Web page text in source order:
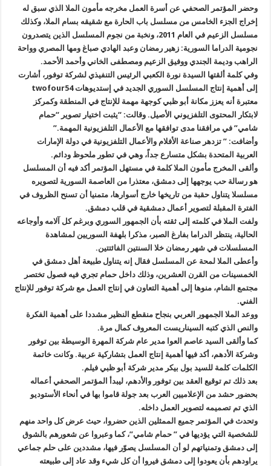
وحضر المؤتمر الصحفي عن أسرة العمل مخرجه مأمون الملا الذي سبق له
إخراج الجزء الخامس من مسلسل باب الحارة مع شقيقه بسام الملا، وكذلك
مسلسل الزعيم في العام 2011، ونخبة من نجوم المسلسل الذين يتصدرون
نجومية الدراما السورية: زهير رمضان وعبد الهادي صباغ ومها المصري وواحة
الراهب وديمة الجندي ووفيق الزعيم ومصطفى الخاني وأحمد الأحمد.
وفي كلمة ألقتها السيدة نورة الكعبي الرئيس التنفيذي لشركة توفور، أشارت
إلى أهمية إنتاج المسلسل السوري الجديد في إستديوهاتtwofour54
معتبرة أنه يعزز مكانة أبو ظبي كوجهة مهمة للإنتاج في المنطقة وكمركز
لابتكار المحتوى التلفزيوني الأصيل. وقالت: “يثبت اختيار تصوير “حمام
شامي” في مرافقنا مدى توافقها مع الأعمال التلفزيونية المهمة.”
وأضافت: ” تزدهر صناعة الأفلام والأعمال التلفزيونية في دولة الإمارات
العربية المتحدة بشكل متسارع جداً، وهي في تطور ملحوظ ودائم.
وألقى المخرج مأمون الملا كلمة في مستهل المؤتمر أكد فيه أن المسلسل
هو رسالة حب يوجهها إلى دمشق، معتذرا من العاصمة السورية لتصويره
مسلسلا يتناول حقبة من تاريخها خارج أسوارها، متمنيا أن تسنح الظروف في
الفترة المقبلة لتصوير أعمال دمشقية في قلب دمشق.
ولفت الملا في كلمته إلى ثقته بأن الجمهور السوري وبرغم كل آلامه وأوجاعه
الحالية، ينتظر الدراما بفارغ الصبر، مذكرا بلهفة السوريين لمشاهدة
المسلسلات في شهر رمضان خلا السنتين الفائتتين.
وأعطى الملا لمحة عن المسلسل فقال إنه يتناول طبيعة أهل دمشق في
الخمسينات من القرن العشرين، وذلك داخل حمام تجري فيه فصول تختصر
مجتمع الشام، منوها إلى أهمية التعاون في إنتاج العمل مع شركة توفور للإنتاج
الفني.
ووعد الملا الجمهور العربي بنجاح منقطع النظير مشددا على أهمية الفكرة
والنص الذي كتبه السيناريست المعروف كمال مرة.
كما وألقى السيد عاصم العوا مدير عام شركة المهرة الوسيطة بين توفور
وشركة الأدهم، أكد فيها أهمية إنتاج العمل بتشاركية عربية. وكانت خاتمة
الكلمات كلمة للسيد بول بيكر مدير شركة أبو ظبي فيلم.
بعد ذلك تم توقيع العقد بين توفور والأدهم، ليبدأ المؤتمر الصحفي أعماله
بحضور حشد من الإعلاميين العرب بعد جولة قاموا بها في أنحاء الأستوديو
الذي تم تصميمه لتصوير العمل داخله.
وتحدث في المؤتمر جميع الممثلين الذين حضروا، حيث عرض كل واحد منهم
للشخصية التي يؤديها في ” حمام شامي”، كما وعبروا عن شعورهم بالشوق
إلى دمشق وتمنياتهم لو أن المسلسل يصوّر فيها، مشددين على حلم جماعي
يراودهم بأن يعودوا إلى دمشق فيروا أن كل شيء وقد عاد إلى طبيعته